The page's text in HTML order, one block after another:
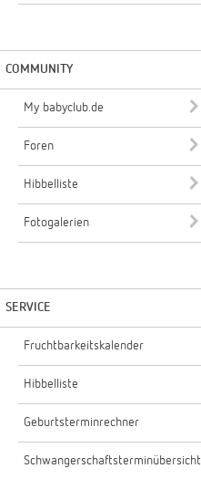
COMMUNITY
My babyclub.de
Foren
Hibbelliste
Fotogalerien
SERVICE
Fruchtbarkeitskalender
Hibbelliste
Geburtsterminrechner
Schwangerschaftsterminübersicht